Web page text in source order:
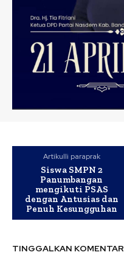
Artikulli paraprak
Siswa SMPN 2
Panumbangan
mengikuti PSAS
dengan Antusias dan
Penuh Kesungguhan
TINGGALKAN KOMENTAR